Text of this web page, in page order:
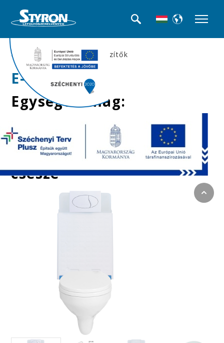
>>WC tartályok és kiegészítők
E-01
Egységcsomag:
NIAGARA WC tartály +
fehér szögletes
nyomólap + fali WC
csésze